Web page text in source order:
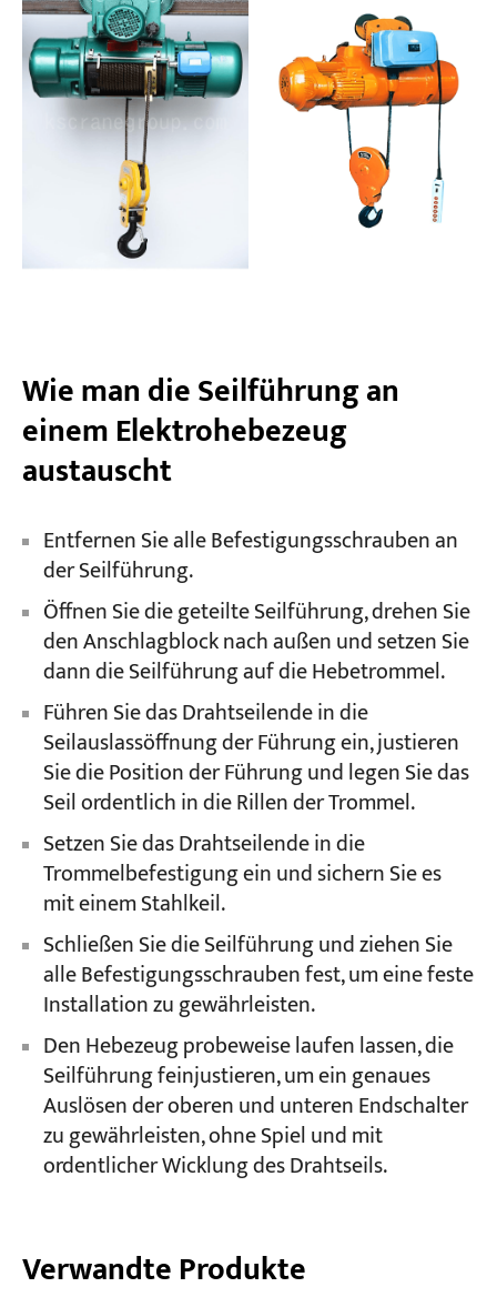
Wie man die Seilführung an
einem Elektrohebezeug
austauscht
Entfernen Sie alle Befestigungsschrauben an
der Seilführung.
Öffnen Sie die geteilte Seilführung, drehen Sie
den Anschlagblock nach außen und setzen Sie
dann die Seilführung auf die Hebetrommel.
Führen Sie das Drahtseilende in die
Seilauslassöffnung der Führung ein, justieren
Sie die Position der Führung und legen Sie das
Seil ordentlich in die Rillen der Trommel.
Setzen Sie das Drahtseilende in die
Trommelbefestigung ein und sichern Sie es
mit einem Stahlkeil.
Schließen Sie die Seilführung und ziehen Sie
alle Befestigungsschrauben fest, um eine feste
Installation zu gewährleisten.
Den Hebezeug probeweise laufen lassen, die
Seilführung feinjustieren, um ein genaues
Auslösen der oberen und unteren Endschalter
zu gewährleisten, ohne Spiel und mit
ordentlicher Wicklung des Drahtseils.
Verwandte Produkte